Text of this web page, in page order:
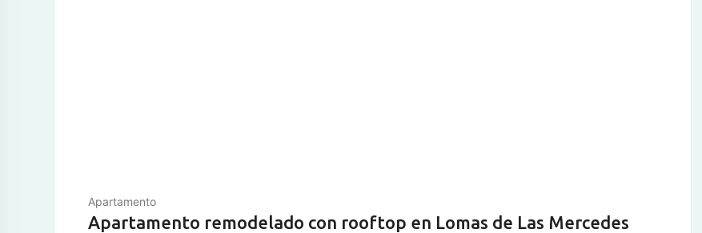
Apartamento
Apartamento remodelado con rooftop en Lomas de Las Mercedes